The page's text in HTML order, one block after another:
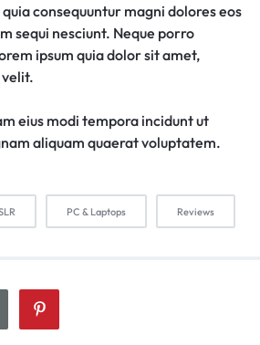
consequuntur magni dolores eos
sequi nesciunt. Neque porro
ipsum quia dolor sit amet,
eius modi tempora incidunt ut
aliquam quaerat voluptatem.
PC & Laptops Reviews